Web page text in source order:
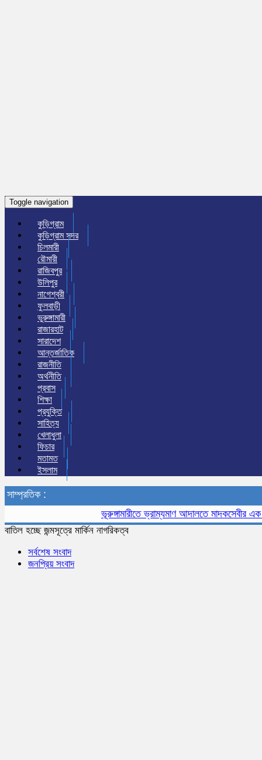
Toggle navigation
কুড়িগ্রাম
কুড়িগ্রাম সদর
চিলমারী
রৌমারী
রাজিবপুর
উলিপুর
নাগেশ্বরী
ফুলবাড়ী
ভুরুঙ্গামারী
রাজারহাট
সারাদেশ
আন্তর্জাতিক
রাজনীতি
অর্থনীতি
প্রবাস
শিক্ষা
প্রযুক্তি
সাহিত্য
খেলাধুলা
ফিচার
মতামত
ইসলাম
সাম্প্রতিক :
ভূরুঙ্গামারীতে ভ্রাম্যমাণ আদালতে মাদকসেবীর এক মাসের
বাতিল হচ্ছে জন্মসূত্রে মার্কিন নাগরিকত্ব
সর্বশেষ সংবাদ
জনপ্রিয় সংবাদ